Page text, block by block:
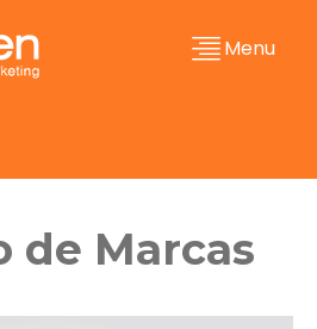
Menu
de Marcas